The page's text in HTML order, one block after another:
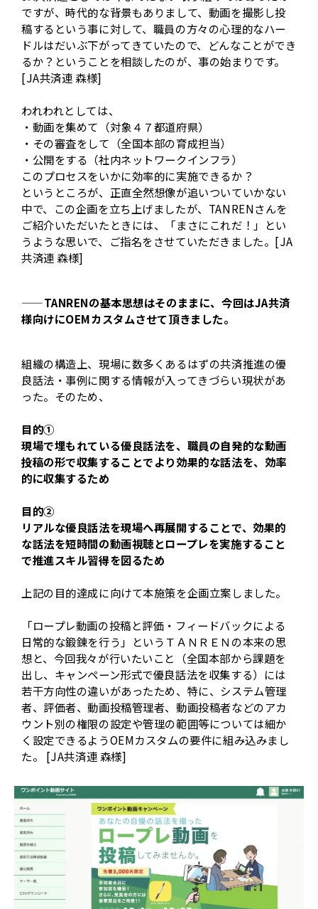
ですが、時代的な背景もありまして、動画を撮影し投
稿するという事に対して、職員の方々の心理的なハー
ドルはだいぶ下がってきていたので、どんなことができ
るか？ということを相談したのが、事の始まりです。
[JA共済連 森様]
われわれとしては、
・動画を集めて（対象４７都道府県）
・その審査をして（全国本部の育成担当）
・公開をする（社内ネットワークインフラ）
このプロセスをいかに効率的に実施できるか？
というところが、正直全然想像が追いついていかない
中で、この企画を立ち上げましたが、TANRENさんを
ご紹介いただいたときには、「まさにこれだ！」とい
うような思いで、ご指名をさせていただきました。[JA
共済連 森様]
——TANRENの基本思想はそのままに、今回はJA共済
様向けにOEMカスタムさせて頂きました。
組織の構造上、現場に数多くあるはずの共済推進の優
良話法・事例に関する情報が入ってきづらい現状があ
った。そのため、
目的①
現場で埋もれている優良話法を、職員の自発的な動画
投稿の形で収集することでより効果的な話法を、効率
的に収集するため
目的②
リアルな優良話法を現場へ再展開することで、効果的
な話法を短時間の動画視聴とロープレを実施すること
で推進スキル習得を図るため
上記の目的達成に向けて本施策を企画立案しました。
「ロープレ動画の投稿と評価・フィードバックによる
日常的な鍛錬を行う」というＴＡＮＲＥＮの本来の思
想と、今回我々が行いたいこと（全国本部から課題を
出し、キャンペーン形式で優良話法を収集する）には
若干方向性の違いがあったため、特に、システム管理
者、評価者、動画投稿管理者、動画投稿者などのアカ
ウント別の権限の設定や管理の範囲等については細か
く設定できるようOEMカスタムの要件に組み込みまし
た。 [JA共済連 森様]